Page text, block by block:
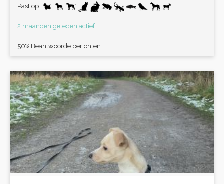
Past op:
2 maanden geleden actief
50% Beantwoorde berichten